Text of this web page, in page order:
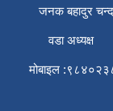
जनक बहादुर चन्द
वडा अध्यक्ष
मोबाइल